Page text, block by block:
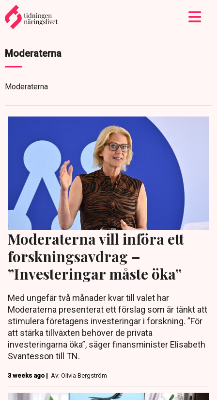
Moderaterna
Moderaterna
Moderaterna vill införa ett
forskningsavdrag –
”Investeringar måste öka”
Med ungefär två månader kvar till valet har
Moderaterna presenterat ett förslag som är tänkt att
stimulera företagens investeringar i forskning. ”För
att stärka tillväxten behöver de privata
investeringarna öka”, säger finansminister Elisabeth
Svantesson till TN.
3 weeks ago | Av: Olivia Bergström